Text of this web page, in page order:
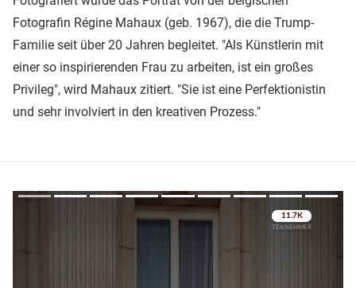
Fotografin Régine Mahaux (geb. 1967), die die Trump-
Familie seit über 20 Jahren begleitet. "Als Künstlerin mit
einer so inspirierenden Frau zu arbeiten, ist ein großes
Privileg", wird Mahaux zitiert. "Sie ist eine Perfektionistin
und sehr involviert in den kreativen Prozess."